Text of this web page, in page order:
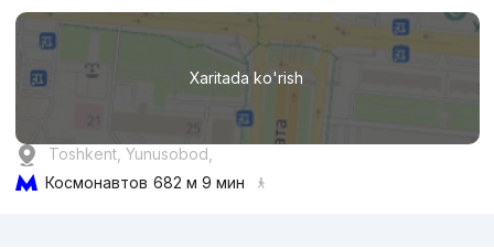
Xaritada ko'rish
Toshkent, Yunusobod,
Космонавтов 682 м 9 мин